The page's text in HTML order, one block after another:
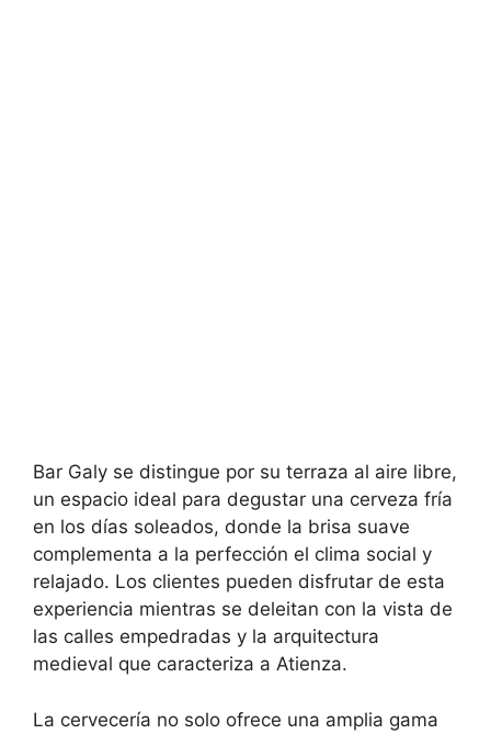
Bar Galy se distingue por su terraza al aire libre,
un espacio ideal para degustar una cerveza fría
en los días soleados, donde la brisa suave
complementa a la perfección el clima social y
relajado. Los clientes pueden disfrutar de esta
experiencia mientras se deleitan con la vista de
las calles empedradas y la arquitectura
medieval que caracteriza a Atienza.
La cervecería no solo ofrece una amplia gama